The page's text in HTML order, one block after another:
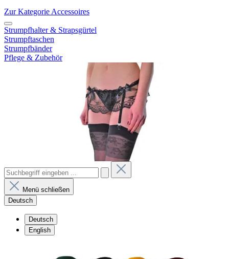
Zur Kategorie Accessoires
Strumpfhalter & Strapsgürtel
Strumpftaschen
Strumpfbänder
Pflege & Zubehör
Menü schließen
Deutsch
Deutsch
English